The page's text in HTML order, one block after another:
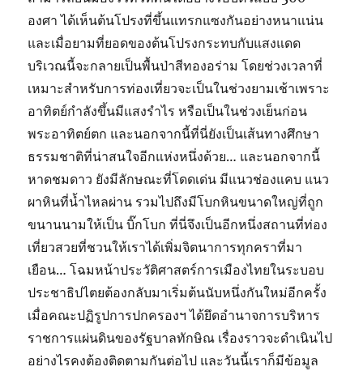
องศา ได้เห็นต้นโปรงที่ขึ้นแทรกแซงกันอย่างหนาแน่น
และเมื่อยามที่ยอดของต้นโปรงกระทบกับแสงแดด
บริเวณนี้จะกลายเป็นพื้นป่าสีทองอร่าม โดยช่วงเวลาที่
เหมาะสำหรับการท่องเที่ยวจะเป็นในช่วงยามเช้าเพราะ
อาทิตย์กำลังขึ้นมีแสงรำไร หรือเป็นในช่วงเย็นก่อน
พระอาทิตย์ตก และนอกจากนี้ที่นี่ยังเป็นเส้นทางศึกษา
ธรรมชาติที่น่าสนใจอีกแห่งหนึ่งด้วย… และนอกจากนี้
หาดชมดาว ยังมีลักษณะที่โดดเด่น มีแนวช่องแคบ แนว
ผาหินที่น้ำไหลผ่าน รวมไปถึงมีโบกหินขนาดใหญ่ที่ถูก
ขนานนามให้เป็น บิ๊กโบก ที่นี่จึงเป็นอีกหนึ่งสถานที่ท่อง
เที่ยวสวยที่ชวนให้เราได้เพิ่มจิตนาการทุกคราที่มา
เยือน… โฉมหน้าประวัติศาสตร์การเมืองไทยในระบอบ
ประชาธิปไตยต้องกลับมาเริ่มต้นนับหนึ่งกันใหม่อีกครั้ง
เมื่อคณะปฏิรูปการปกครองฯ ได้ยึดอำนาจการบริหาร
ราชการแผ่นดินของรัฐบาลทักษิณ เรื่องราวจะดำเนินไป
อย่างไรคงต้องติดตามกันต่อไป และวันนี้เราก็มีข้อมูล